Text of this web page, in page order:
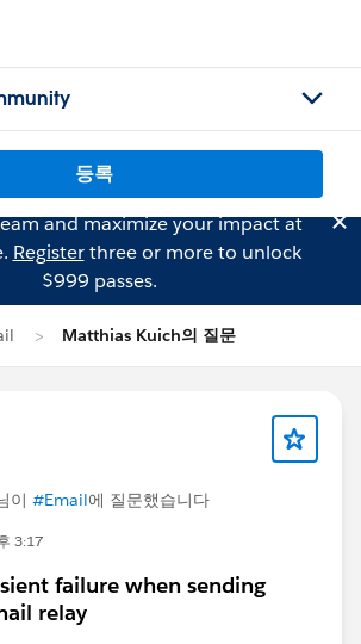
등록
and maximize your impact at
Registerthree or more to unlock
$999 passes.
Matthias Kuich의 질문
이 #Email에 질문했습니다
3:17
failure when sending
relay